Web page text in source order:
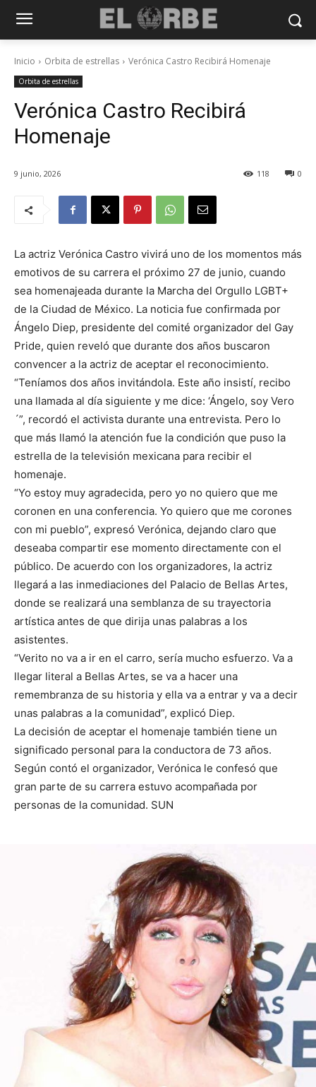
Inicio Orbita de estrellas Verónica Castro Recibirá Homenaje
Orbita de estrellas
Verónica Castro Recibirá
Homenaje
9 junio, 2026 0
118
La actriz Verónica Castro vivirá uno de los momentos más
emotivos de su carrera el próximo 27 de junio, cuando
sea homenajeada durante la Marcha del Orgullo LGBT+
de la Ciudad de México. La noticia fue confirmada por
Ángelo Diep, presidente del comité organizador del Gay
Pride, quien reveló que durante dos años buscaron
convencer a la actriz de aceptar el reconocimiento.
“Teníamos dos años invitándola. Este año insistí, recibo
una llamada al día siguiente y me dice: ‘Ángelo, soy Vero
´”, recordó el activista durante una entrevista. Pero lo
que más llamó la atención fue la condición que puso la
estrella de la televisión mexicana para recibir el
homenaje.
“Yo estoy muy agradecida, pero yo no quiero que me
coronen en una conferencia. Yo quiero que me corones
con mi pueblo”, expresó Verónica, dejando claro que
deseaba compartir ese momento directamente con el
público. De acuerdo con los organizadores, la actriz
llegará a las inmediaciones del Palacio de Bellas Artes,
donde se realizará una semblanza de su trayectoria
artística antes de que dirija unas palabras a los
asistentes.
“Verito no va a ir en el carro, sería mucho esfuerzo. Va a
llegar literal a Bellas Artes, se va a hacer una
remembranza de su historia y ella va a entrar y va a decir
unas palabras a la comunidad”, explicó Diep.
La decisión de aceptar el homenaje también tiene un
significado personal para la conductora de 73 años.
Según contó el organizador, Verónica le confesó que
gran parte de su carrera estuvo acompañada por
personas de la comunidad. SUN